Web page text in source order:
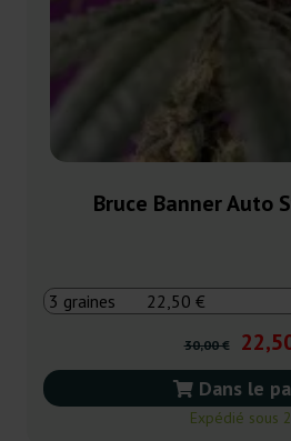
Bruce Banner Auto
30,00 €
Dans le
Expédié sous